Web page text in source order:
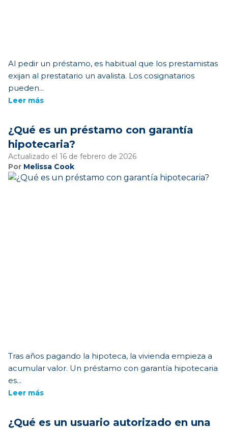
Al pedir un préstamo, es habitual que los prestamistas
exijan al prestatario un avalista. Los cosignatarios
pueden...
Leer más
¿Qué es un préstamo con garantía
hipotecaria?
Actualizado el 16 de febrero de 2026
Por Melissa Cook
Tras años pagando la hipoteca, la vivienda empieza a
acumular valor. Un préstamo con garantía hipotecaria
es...
Leer más
¿Qué es un usuario autorizado en una